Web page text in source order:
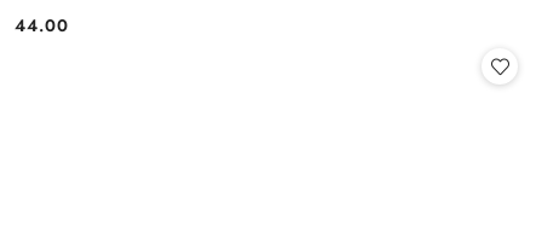
Cena:
44.00